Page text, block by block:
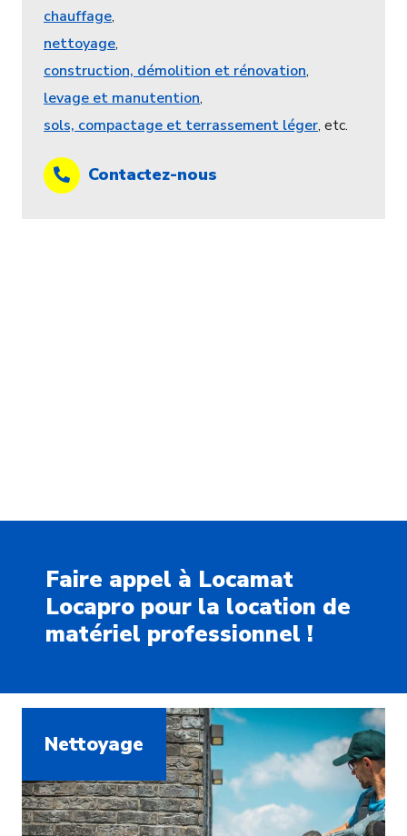
chauffage,
nettoyage,
construction, démolition et rénovation,
levage et manutention,
sols, compactage et terrassement léger, etc.
Contactez-nous
Faire appel à Locamat
Locapro pour la location de
matériel professionnel !
Nettoyage